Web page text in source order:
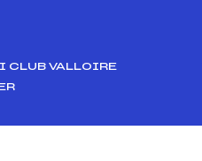
CLUB VALLOIRE